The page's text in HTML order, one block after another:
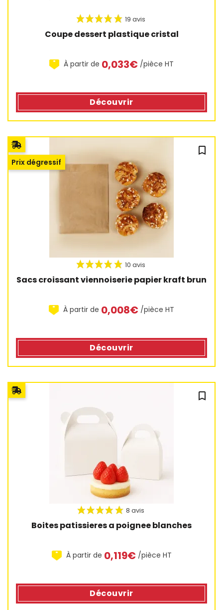
38 avis
Coupe dessert plastique cristal
À partir de 0,033€ /pièce HT
Découvrir
bookmark_outline
Sacs croissant viennoiserie papier kraft brun
À partir de 0,008€ /pièce HT
Prix dégressif
Découvrir
bookmark_outline
Boites patissieres a poignee blanches
À partir de 0,119€ /pièce HT
Découvrir